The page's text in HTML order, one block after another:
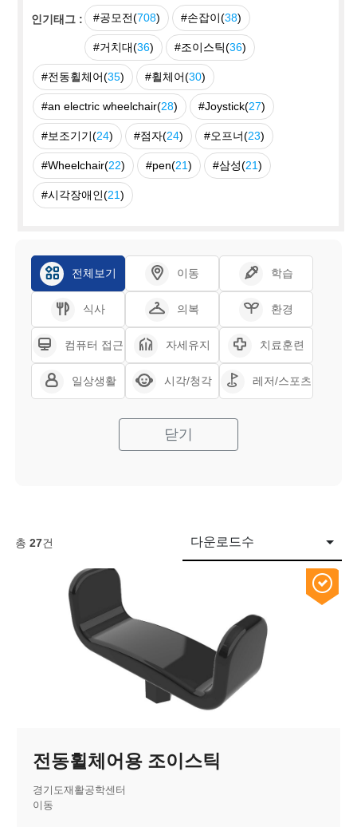
인기태그 : #공모전(708) #손잡이(38)
#거치대(36) #조이스틱(36)
#전동휠체어(35) #휠체어(30)
#an electric wheelchair(28) #Joystick(27)
#보조기기(24) #점자(24) #오프너(23)
#Wheelchair(22) #pen(21) #삼성(21)
#시각장애인(21)
전체보기 이동 학습
식사 의복 환경
컴퓨터 접근 자세유지 치료훈련
일상생활 시각/청각 레저/스포츠
닫기
총27건 다운로드수
전동휠체어용 조이스틱
경기도재활공학센터
이동